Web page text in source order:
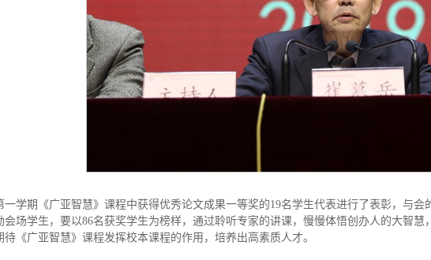
一学期《广亚智慧》课程中获得优秀论文成果一等奖的19名学生代表进行了表彰，与
场学生，要以86名获奖学生为榜样，通过聆听专家的讲课，慢慢体悟创办人的大智
《广亚智慧》课程发挥校本课程的作用，培养出高素质人才。